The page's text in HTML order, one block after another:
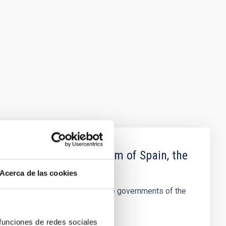
Acerca de las cookies
de redes sociales
of the Kingdom of Spain, the
Kingdom of Sweden
and the protocol between the governments of the